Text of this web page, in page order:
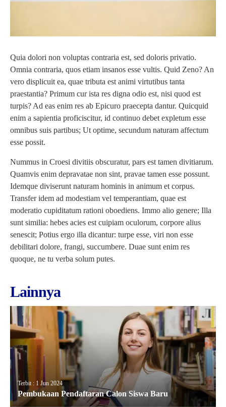
Quia dolori non voluptas contraria est, sed doloris privatio.
Omnia contraria, quos etiam insanos esse vultis. Quid Zeno? An
vero displicuit ea, quae tributa est animi virtutibus tanta
praestantia? Primum cur ista res digna odio est, nisi quod est
turpis? Ad eas enim res ab Epicuro praecepta dantur. Quicquid
enim a sapientia proficiscitur, id continuo debet expletum esse
omnibus suis partibus; Ut optime, secundum naturam affectum
esse possit.
Nummus in Croesi divitiis obscuratur, pars est tamen divitiarum.
Quamvis enim depravatae non sint, pravae tamen esse possunt.
Idemque diviserunt naturam hominis in animum et corpus.
Transfer idem ad modestiam vel temperantiam, quae est
moderatio cupiditatum rationi oboediens. Immo alio genere; Illa
sunt similia: hebes acies est cuipiam oculorum, corpore alius
senescit; Potius ergo illa dicantur: turpe esse, viri non esse
debilitari dolore, frangi, succumbere. Duae sunt enim res
quoque, ne tu verba solum putes.
Lainnya
Terbit : 1 Jun 2024
Pembukaan Pendaftaran Calon Siswa Baru